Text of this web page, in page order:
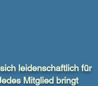
leidenschaftlich für
Mitglied bringt